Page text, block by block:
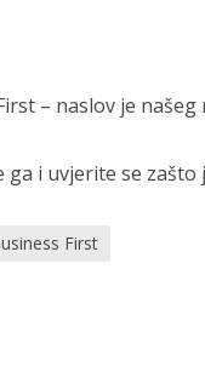
– naslov je
ga i uvjerite se
First